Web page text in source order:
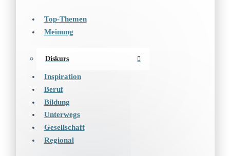
Top-Themen
Meinung
Diskurs
Inspiration
Beruf
Bildung
Unterwegs
Gesellschaft
Regional